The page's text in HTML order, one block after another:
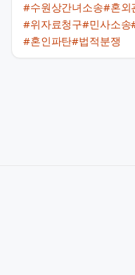
#수원상간녀소송#혼외
#위자료청구#민사소송
#혼인파탄#법적분쟁